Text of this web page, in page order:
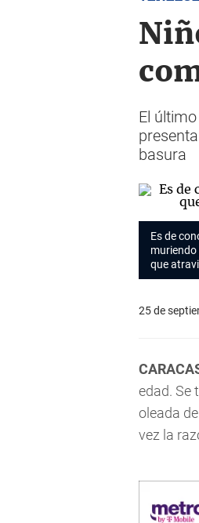
El
basura
Es de
que
25 de
edad. Se
oleada
vez la